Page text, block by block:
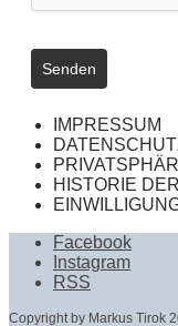
Senden
IMPRESSUM
HISTORIE
Facebook
Instagram
RSS
Copyright by Markus Tirok